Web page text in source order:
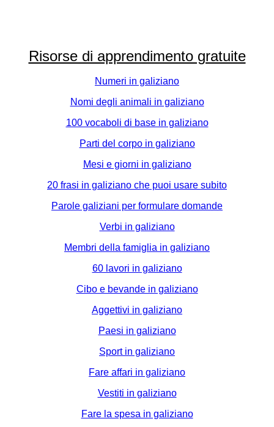
Risorse di apprendimento gratuite
Numeri in galiziano
Nomi degli animali in galiziano
100 vocaboli di base in galiziano
Parti del corpo in galiziano
Mesi e giorni in galiziano
20 frasi in galiziano che puoi usare subito
Parole galiziani per formulare domande
Verbi in galiziano
Membri della famiglia in galiziano
60 lavori in galiziano
Cibo e bevande in galiziano
Aggettivi in galiziano
Paesi in galiziano
Sport in galiziano
Fare affari in galiziano
Vestiti in galiziano
Fare la spesa in galiziano